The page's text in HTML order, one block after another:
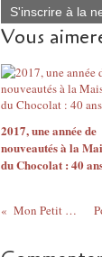
S'inscrire à la
Vous
2017, une année de
nouveautés à la
du Chocolat : 40
Mon Petit Livre Perso : Editions FLEURUS